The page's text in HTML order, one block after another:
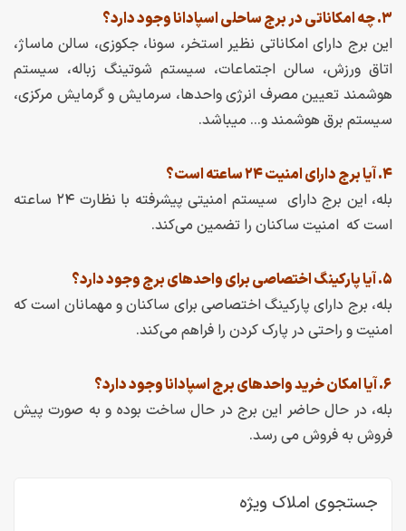
جستجوی املاک ویژه
۳. چه امکاناتی در برج ساحلی اسپادانا وجود دارد؟
این برج دارای امکاناتی نظیر استخر، سونا، جکوزی، سالن ماساژ،
اتاق ورزش، سالن اجتماعات، سیستم شوتینگ زباله، سیستم
هوشمند تعیین مصرف انرژی واحدها، سرمایش و گرمایش مرکزی،
سیستم برق هوشمند و… میباشد.
۴. آیا برج دارای امنیت ۲۴ ساعته است؟
بله، این برج دارای سیستم امنیتی پیشرفته با نظارت ۲۴ ساعته
است که امنیت ساکنان را تضمین می‌کند.
۵. آیا پارکینگ اختصاصی برای واحدهای برج وجود دارد؟
بله، برج دارای پارکینگ اختصاصی برای ساکنان و مهمانان است که
امنیت و راحتی در پارک کردن را فراهم می‌کند.
۶. آیا امکان خرید واحدهای برج اسپادانا وجود دارد؟
بله، در حال حاضر این برج در حال ساخت بوده و به صورت پیش
فروش به فروش می رسد.